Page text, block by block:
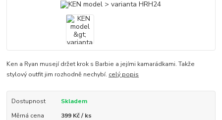
Ken a Ryan musejí držet krok s Barbie a jejími kamarádkami. Takže
stylový outfit jim rozhodně nechybí. celý popis
Dostupnost
Skladem
Měrná cena
399 Kč / ks